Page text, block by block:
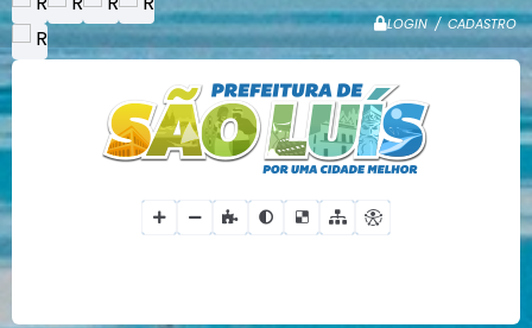
LOGIN / CADASTRO